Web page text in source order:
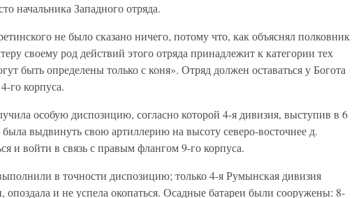
начальника Западного отряда.
не было сказано ничего, потому что, как объяснял полковник
своему род действий этого отряда принадлежит к категории тех
быть определены только с коня». Отряд должен оставаться у Богота
го корпуса.
особую диспозицию, согласно которой 4-я дивизия, выступив в 6
выдвинуть свою артиллерию на высоту северо-восточнее д.
и войти в связь с правым флангом 9-го корпуса.
в точности диспозицию; только 4-я Румынская дивизия
опоздала и не успела окопаться. Осадные батареи были сооружены: 8-